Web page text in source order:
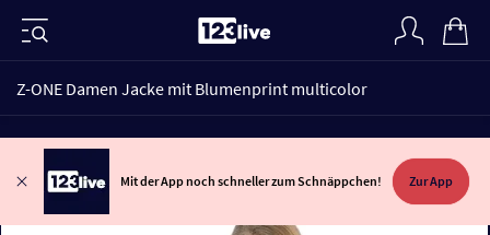
Z-ONE Damen Jacke mit Blumenprint multicolor
Mit der App noch schneller zum Schnäppchen! Zur App